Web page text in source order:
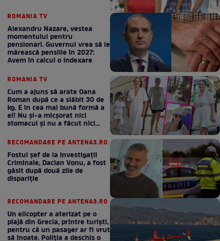
ROMANIA TV
Alexandru Nazare, vestea
momentului pentru
pensionari. Guvernul vrea să le
mărească pensiile în 2027:
Avem în calcul o indexare
ROMANIA TV
Cum a ajuns să arate Oana
Roman după ce a slăbit 30 de
kg. E în cea mai bună formă a
ei! Nu și-a micșorat nici
stomacul și nu a făcut nici
RECOMANDARE PE ANTENA3.RO
Fostul șef de la Investigații
Criminale, Dacian Vonu, a fost
găsit după două zile de
dispariţie
RECOMANDARE PE ANTENA3.RO
Un elicopter a aterizat pe o
plajă din Grecia, printre turiști,
pentru că un pasager ar fi vrut
să înoate. Poliția a deschis o